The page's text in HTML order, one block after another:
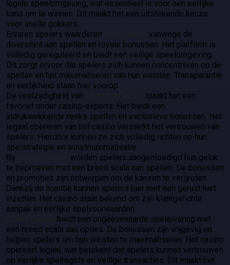
legale speelomgeving, wat essentieel is voor een eerlijke
kans om te winnen. Dit maakt het een uitstekende keuze
voor snelle gokkers.
Ervaren spelers waarderen
vanwege de
diversiteit aan spellen en royale bonussen. Het platform is
volledig gereguleerd en biedt een veilige speelomgeving.
Dit zorgt ervoor dat spelers zich kunnen concentreren op de
spellen en het maximaliseren van hun winsten. Transparantie
en eerlijkheid staan hier voorop.
De veelzijdigheid van
maakt het een
favoriet onder casino-experts. Het biedt een
indrukwekkende reeks spellen en exclusieve bonussen. Het
legaal opereren van het casino versterkt het vertrouwen van
spelers. Hierdoor kunnen ze zich volledig richten op hun
spelstrategie en winstmaximalisatie.
Bij
worden spelers aangemoedigd hun geluk
te beproeven met een breed scala aan spellen. De bonussen
en promoties zijn ontworpen om de kansen te vergroten.
Dankzij de licentie kunnen spelers hier met een gerust hart
inzetten. Het casino staat bekend om zijn klantgerichte
aanpak en eerlijke spelvoorwaarden.
biedt een ongeëvenaarde spelervaring met
een breed scala aan opties. De bonussen zijn vrijgevig en
helpen spelers om hun winsten te maximaliseren. Het casino
opereert legaal, wat betekent dat spelers kunnen vertrouwen
op eerlijke spelregels en veilige transacties. Dit maakt het